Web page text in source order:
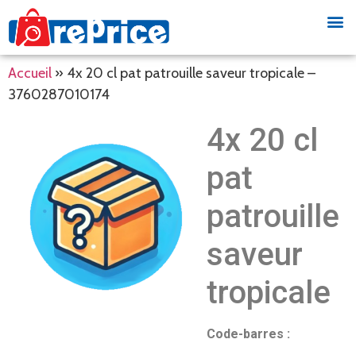
Accueil » 4x 20 cl pat patrouille saveur tropicale –
3760287010174
4x 20 cl
pat
patrouille
saveur
tropicale
Code-barres :